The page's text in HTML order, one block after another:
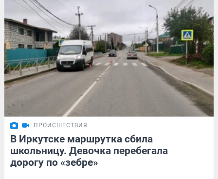
ПРОИСШЕСТВИЯ
В Иркутске маршрутка сбила
школьницу. Девочка перебегала
дорогу по «зебре»